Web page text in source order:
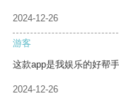
2024-12-26
游客
这款app是我娱乐的好帮
2024-12-26